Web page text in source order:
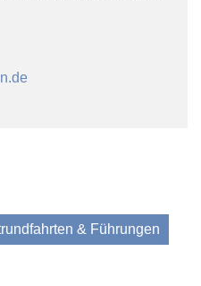
& Führungen